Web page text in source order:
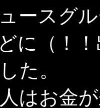
ースグ
に（！
た。
はお金